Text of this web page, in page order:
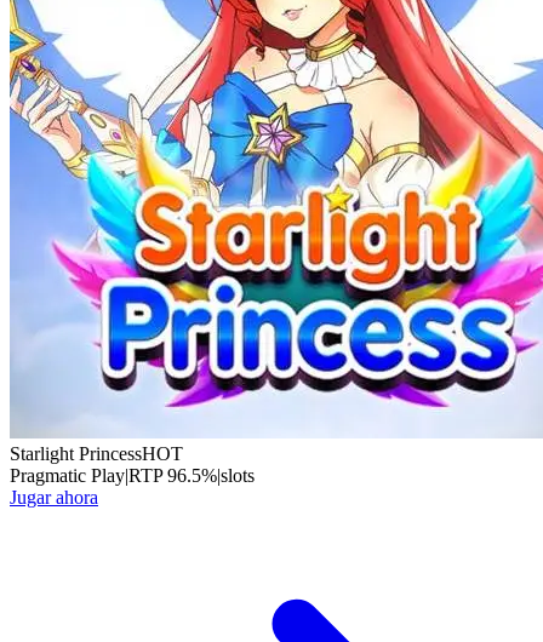
Starlight PrincessHOT
Pragmatic Play|RTP96.5%|slots
Jugar ahora